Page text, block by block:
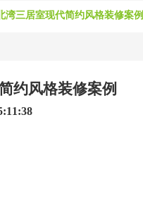
湾三居室现代简约风格装修案例
约风格装修案例